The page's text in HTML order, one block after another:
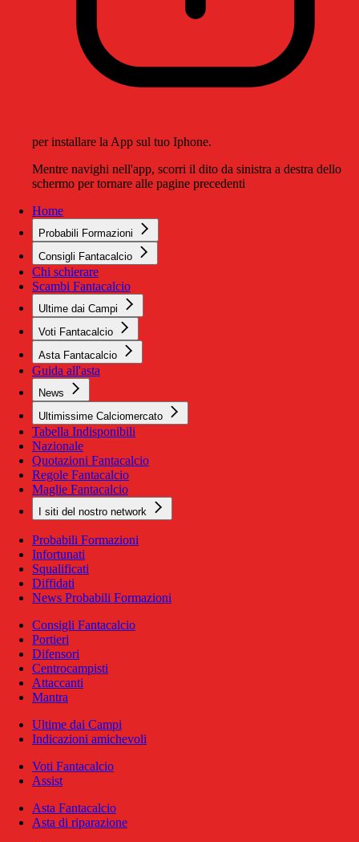
per installare la App sul tuo Iphone.
Mentre navighi nell'app, scorri il dito da sinistra a destra dello
schermo per tornare alle pagine precedenti
Home
Probabili Formazioni
Consigli Fantacalcio
Chi schierare
Scambi Fantacalcio
Ultime dai Campi
Voti Fantacalcio
Asta Fantacalcio
Guida all'asta
News
Ultimissime Calciomercato
Tabella Indisponibili
Nazionale
Quotazioni Fantacalcio
Regole Fantacalcio
Maglie Fantacalcio
I siti del nostro network
Probabili Formazioni
Infortunati
Squalificati
Diffidati
News Probabili Formazioni
Consigli Fantacalcio
Portieri
Difensori
Centrocampisti
Attaccanti
Mantra
Ultime dai Campi
Indicazioni amichevoli
Voti Fantacalcio
Assist
Asta Fantacalcio
Asta di riparazione